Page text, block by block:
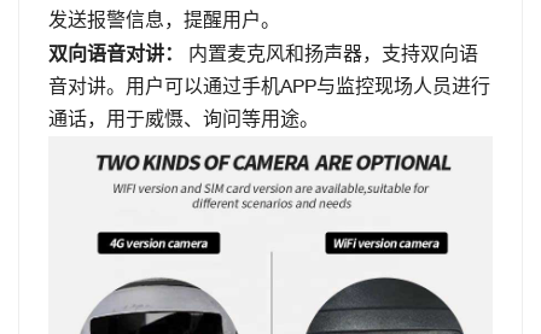
发送报警信息，提醒用户。
双向语音对讲：
内置麦克风和扬声器，支持双向语
音对讲。用户可以通过手机APP与监控现场人员进行
通话，用于威慑、询问等用途。